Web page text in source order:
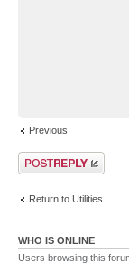
Previous
Post a reply
Return to Utilities
WHO IS ONLINE
Users browsing this